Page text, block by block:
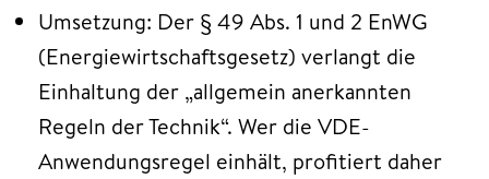
Umsetzung: Der § 49 Abs. 1 und 2 EnWG
(Energiewirtschaftsgesetz) verlangt die
Einhaltung der „allgemein anerkannten
Regeln der Technik“. Wer die VDE-
Anwendungsregel einhält, profitiert daher